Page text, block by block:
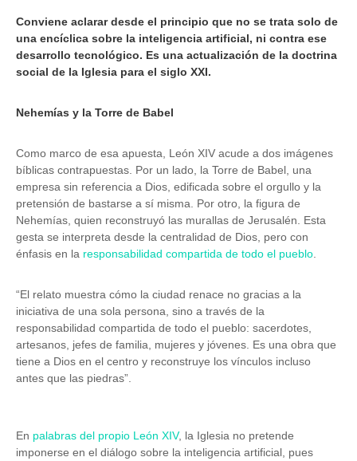
Conviene aclarar desde el principio que no se trata solo de
una encíclica sobre la inteligencia artificial, ni contra ese
desarrollo tecnológico. Es una actualización de la doctrina
social de la Iglesia para el siglo XXI.
Nehemías y la Torre de Babel
Como marco de esa apuesta, León XIV acude a dos imágenes
bíblicas contrapuestas. Por un lado, la Torre de Babel, una
empresa sin referencia a Dios, edificada sobre el orgullo y la
pretensión de bastarse a sí misma. Por otro, la figura de
Nehemías, quien reconstruyó las murallas de Jerusalén. Esta
gesta se interpreta desde la centralidad de Dios, pero con
énfasis en la responsabilidad compartida de todo el pueblo
“El relato muestra cómo la ciudad renace no gracias a la
iniciativa de una sola persona, sino a través de la
responsabilidad compartida de todo el pueblo: sacerdotes,
artesanos, jefes de familia, mujeres y jóvenes. Es una obra que
tiene a Dios en el centro y reconstruye los vínculos incluso
antes que las piedras”.
En palabras del propio León XIV, la Iglesia no pretende
imponerse en el diálogo sobre la inteligencia artificial, pues